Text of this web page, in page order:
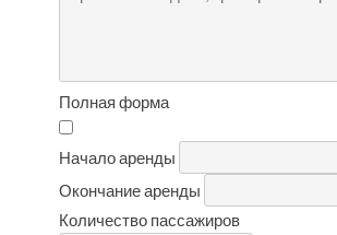
Полная форма
Начало аренды
Окончание аренды
Количество пассажиров